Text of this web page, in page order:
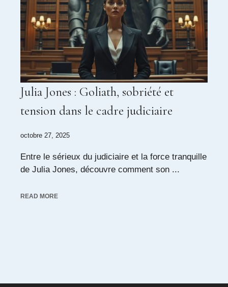
Julia Jones : Goliath, sobriété et
tension dans le cadre judiciaire
octobre 27, 2025
Entre le sérieux du judiciaire et la force tranquille
de Julia Jones, découvre comment son ...
READ MORE